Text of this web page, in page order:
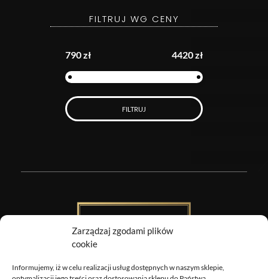
Zarządzaj zgodami plików
cookie
Informujemy, iż w celu realizacji usług dostępnych w naszym sklepie,
FILTRUJ WG CENY
790 zł 4420 zł
FILTRUJ